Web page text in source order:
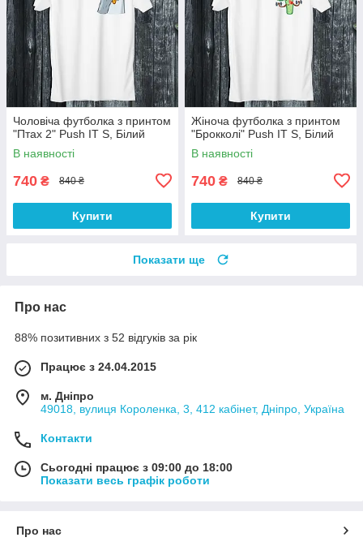
Чоловіча футболка з принтом
"Птах 2" Push IT S, Білий
В наявності
740 ₴ 840 ₴
Купити
Жіноча футболка з принтом
"Брокколі" Push IT S, Білий
В наявності
740 ₴ 840 ₴
Купити
Показати ще
Про нас
88% позитивних з 52 відгуків за рік
Працює з 24.04.2015
м. Дніпро
49018, вулиця Короленка, 3, 412 кабінет, Дніпро, Україна
Контакти
Сьогодні працює з 09:00 до 18:00
Показати весь графік роботи
Про нас